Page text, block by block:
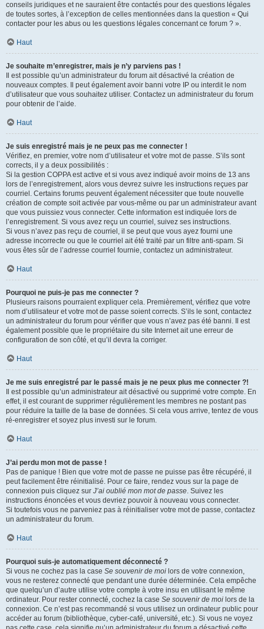
conseils juridiques et ne sauraient être contactés pour des questions légales
de toutes sortes, à l’exception de celles mentionnées dans la question « Qui
contacter pour les abus ou les questions légales concernant ce forum ? ».
Haut
Je souhaite m’enregistrer, mais je n’y parviens pas !
Il est possible qu’un administrateur du forum ait désactivé la création de
nouveaux comptes. Il peut également avoir banni votre IP ou interdit le nom
d’utilisateur que vous souhaitez utiliser. Contactez un administrateur du forum
pour obtenir de l’aide.
Haut
Je suis enregistré mais je ne peux pas me connecter !
Vérifiez, en premier, votre nom d’utilisateur et votre mot de passe. S’ils sont
corrects, il y a deux possibilités :
Si la gestion COPPA est active et si vous avez indiqué avoir moins de 13 ans
lors de l’enregistrement, alors vous devrez suivre les instructions reçues par
courriel. Certains forums peuvent également nécessiter que toute nouvelle
création de compte soit activée par vous-même ou par un administrateur avant
que vous puissiez vous connecter. Cette information est indiquée lors de
l’enregistrement. Si vous avez reçu un courriel, suivez ses instructions.
Si vous n’avez pas reçu de courriel, il se peut que vous ayez fourni une
adresse incorrecte ou que le courriel ait été traité par un filtre anti-spam. Si
vous êtes sûr de l’adresse courriel fournie, contactez un administrateur.
Haut
Pourquoi ne puis-je pas me connecter ?
Plusieurs raisons pourraient expliquer cela. Premièrement, vérifiez que votre
nom d’utilisateur et votre mot de passe soient corrects. S’ils le sont, contactez
un administrateur du forum pour vérifier que vous n’avez pas été banni. Il est
également possible que le propriétaire du site Internet ait une erreur de
configuration de son côté, et qu’il devra la corriger.
Haut
Je me suis enregistré par le passé mais je ne peux plus me connecter ?!
Il est possible qu’un administrateur ait désactivé ou supprimé votre compte. En
effet, il est courant de supprimer régulièrement les membres ne postant pas
pour réduire la taille de la base de données. Si cela vous arrive, tentez de vous
ré-enregistrer et soyez plus investi sur le forum.
Haut
J’ai perdu mon mot de passe !
Pas de panique ! Bien que votre mot de passe ne puisse pas être récupéré, il
peut facilement être réinitialisé. Pour ce faire, rendez vous sur la page de
connexion puis cliquez sur J’ai oublié mon mot de passe. Suivez les
instructions énoncées et vous devriez pouvoir à nouveau vous connecter.
Si toutefois vous ne parveniez pas à réinitialiser votre mot de passe, contactez
un administrateur du forum.
Haut
Pourquoi suis-je automatiquement déconnecté ?
Si vous ne cochez pas la case Se souvenir de moi lors de votre connexion,
vous ne resterez connecté que pendant une durée déterminée. Cela empêche
que quelqu’un d’autre utilise votre compte à votre insu en utilisant le même
ordinateur. Pour rester connecté, cochez la case Se souvenir de moi lors de la
connexion. Ce n’est pas recommandé si vous utilisez un ordinateur public pour
accéder au forum (bibliothèque, cyber-café, université, etc.). Si vous ne voyez